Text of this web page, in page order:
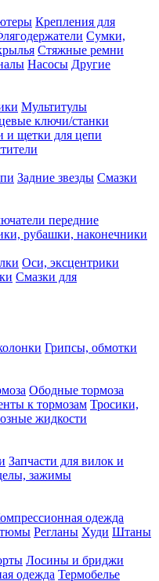
Крепления для
Сумки,
Стяжные ремни
Насосы Другие
Мультитулы
ключи/станки
и щетки для цепи
Задние звезды Смазки
передние
рубашки, наконечники
Оси, эксцентрики
Смазки для
Грипсы, обмотки
Ободные тормоза
к тормозам Тросики,
жидкости
Запчасти для вилок и
зажимы
одежда
Регланы Худи Штаны
Лосины и бриджи
одежда Термобелье